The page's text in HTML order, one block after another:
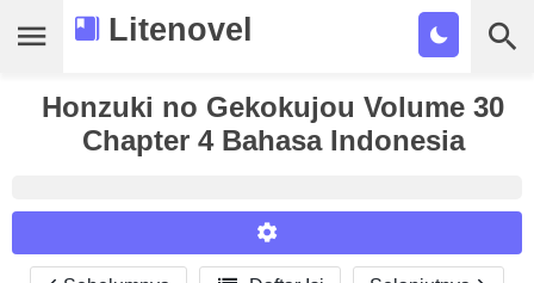
Litenovel
Daftar Novel
Tamat
Tags
Honzuki no Gekokujou Volume 30
Chapter 4 Bahasa Indonesia